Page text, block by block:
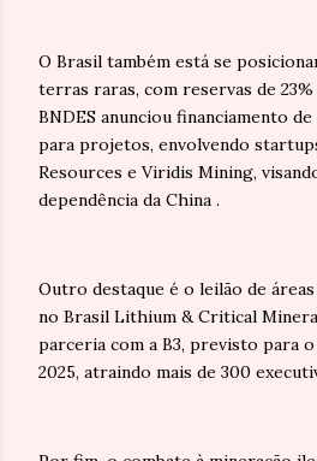
O Brasil também está se
terras raras, com reservas de
BNDES anunciou financiamento de
para projetos, envolvendo
Resources e Viridis Mining,
dependência da China .
Outro destaque é o leilão de
no Brasil Lithium & Critical
parceria com a B3, previsto para
2025, atraindo mais de 300